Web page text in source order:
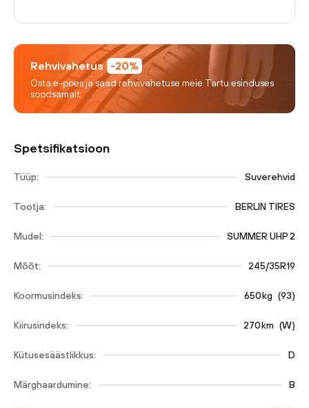
Rehvivahetus -20%
Osta e-poes ja saad rehvivahetuse meie Tartu esinduses
soodsamalt.
Spetsifikatsioon
Tüüp: Suverehvid
Tootja: BERLIN TIRES
Mudel: SUMMER UHP 2
Mõõt: 245/35R19
Koormusindeks: 650kg (93)
Kiirusindeks: 270km (W)
Kütusesäästlikkus: D
Märghaardumine: B